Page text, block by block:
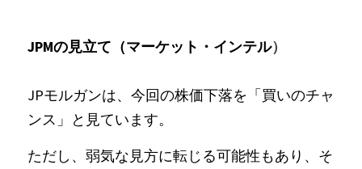
JPMの見立て（マーケット・インテル）
JPモルガンは、今回の株価下落を「買いのチャ
ンス」と見ています。
ただし、弱気な見方に転じる可能性もあり、そ